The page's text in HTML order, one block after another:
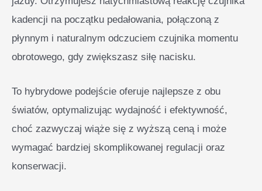
kadencji na początku pedałowania, połączoną z
płynnym i naturalnym odczuciem czujnika momentu
obrotowego, gdy zwiększasz siłę nacisku.
To hybrydowe podejście oferuje najlepsze z obu
światów, optymalizując wydajność i efektywność,
choć zazwyczaj wiąże się z wyższą ceną i może
wymagać bardziej skomplikowanej regulacji oraz
konserwacji.